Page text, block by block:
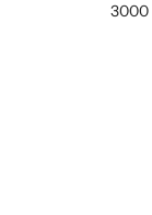
3000